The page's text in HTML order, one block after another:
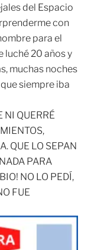
del Espacio
con
para el
luché 20 años y
muchas noches
siempre iba
NI QUERRÉ
QUE LO SEPAN
PARA
NO LO PEDÍ,
FUE